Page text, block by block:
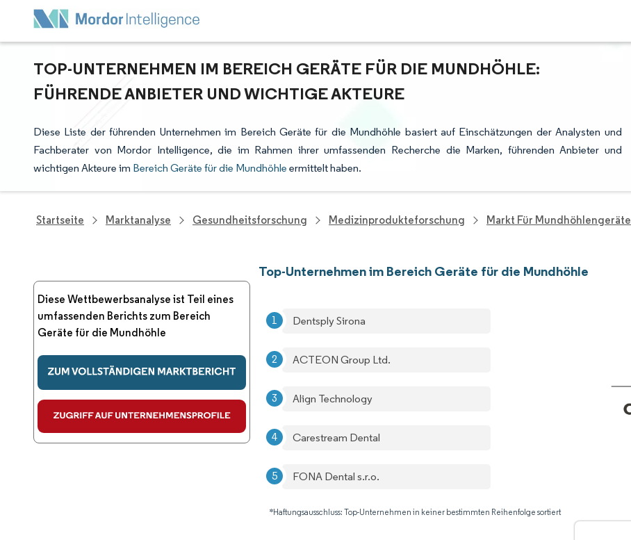
TOP-UNTERNEHMEN IM BEREICH GERÄTE FÜR DIE MUNDHÖHLE:
FÜHRENDE ANBIETER UND WICHTIGE AKTEURE
Diese Liste der führenden Unternehmen im Bereich Geräte für die Mundhöhle basiert auf Einschätzungen der Analysten und
Fachberater von Mordor Intelligence, die im Rahmen ihrer umfassenden Recherche die Marken, führenden Anbieter und
wichtigen Akteure im Bereich Geräte für die Mundhöhle ermittelt haben.
Startseite Marktanalyse Gesundheitsforschung Medizinprodukteforschung Markt Für Mundhöhlengeräte
Diese Wettbewerbsanalyse ist Teil eines
umfassenden Berichts zum Bereich
Geräte für die Mundhöhle
Top-Unternehmen im Bereich Geräte für die Mundhöhle
Dentsply Sirona
ACTEON Group Ltd.
Align Technology
Carestream Dental
FONA Dental s.r.o.
*Haftungsausschluss: Top-Unternehmen in keiner bestimmten Reihenfolge sortiert